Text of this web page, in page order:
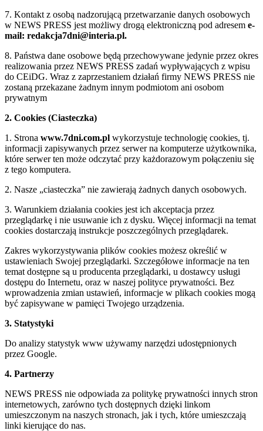
7. Kontakt z osobą nadzorującą przetwarzanie danych osobowych
w NEWS PRESS jest możliwy drogą elektroniczną pod adresem e-
mail: redakcja7dni@interia.pl.
8. Państwa dane osobowe będą przechowywane jedynie przez okres
realizowania przez NEWS PRESS zadań wypływających z wpisu
do CEiDG. Wraz z zaprzestaniem działań firmy NEWS PRESS nie
zostaną przekazane żadnym innym podmiotom ani osobom
prywatnym
2. Cookies (Ciasteczka)
1. Strona www.7dni.com.pl wykorzystuje technologię cookies, tj.
informacji zapisywanych przez serwer na komputerze użytkownika,
które serwer ten może odczytać przy każdorazowym połączeniu się
z tego komputera.
2. Nasze „ciasteczka” nie zawierają żadnych danych osobowych.
3. Warunkiem działania cookies jest ich akceptacja przez
przeglądarkę i nie usuwanie ich z dysku. Więcej informacji na temat
cookies dostarczają instrukcje poszczególnych przeglądarek.
Zakres wykorzystywania plików cookies możesz określić w
ustawieniach Swojej przeglądarki. Szczegółowe informacje na ten
temat dostępne są u producenta przeglądarki, u dostawcy usługi
dostępu do Internetu, oraz w naszej polityce prywatności. Bez
wprowadzenia zmian ustawień, informacje w plikach cookies mogą
być zapisywane w pamięci Twojego urządzenia.
3. Statystyki
Do analizy statystyk www używamy narzędzi udostępnionych
przez Google.
4. Partnerzy
NEWS PRESS nie odpowiada za politykę prywatności innych stron
internetowych, zarówno tych dostępnych dzięki linkom
umieszczonym na naszych stronach, jak i tych, które umieszczają
linki kierujące do nas.